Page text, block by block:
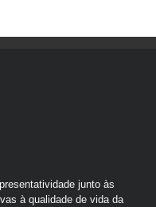
junto às
à qualidade de vida da